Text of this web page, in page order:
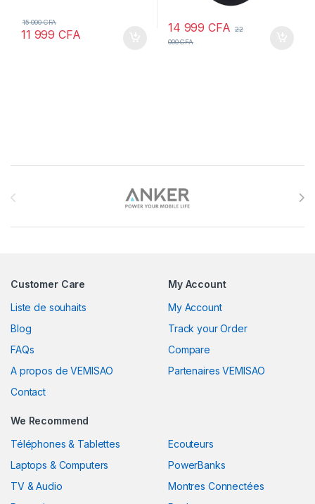
11 999CFA
15 000CFA 14 999CFA
22
000CFA
Customer Care
Liste de souhaits
Blog
FAQs
A propos de VEMISAO
Contact
My Account
My Account
Track your Order
Compare
Partenaires VEMISAO
We Recommend
Téléphones & Tablettes
Laptops & Computers
TV & Audio
Ecouteurs
PowerBanks
Montres Connectées